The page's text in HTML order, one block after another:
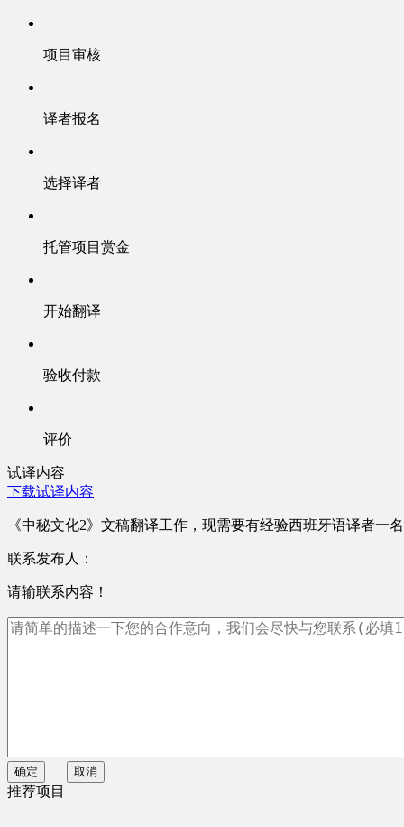
项目审核
译者报名
选择译者
托管项目赏金
开始翻译
验收付款
评价
试译内容
下载试译内容
《中秘文化2》文稿翻译工作，现需要有经验西班牙语译者一
联系发布人：
请输联系内容！
确定 取消
推荐项目